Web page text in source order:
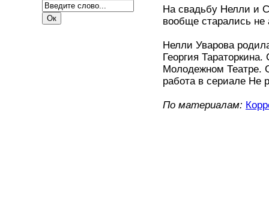
На свадьбу Нелли и
вообще старались
Нелли Уварова
Георгия
Молодежном Театре.
работа в сериале Не
По материалам: